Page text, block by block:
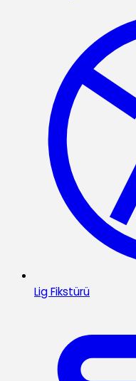
Lig Fikstürü